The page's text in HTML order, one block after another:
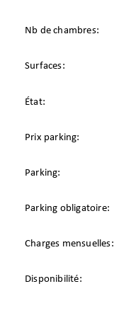
Nb de chambres:
Surfaces:
État:
Prix parking:
Parking:
Parking obligatoire:
Charges mensuelles:
Disponibilité: